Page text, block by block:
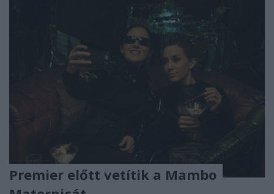
Premier előtt vetítik a Mambo